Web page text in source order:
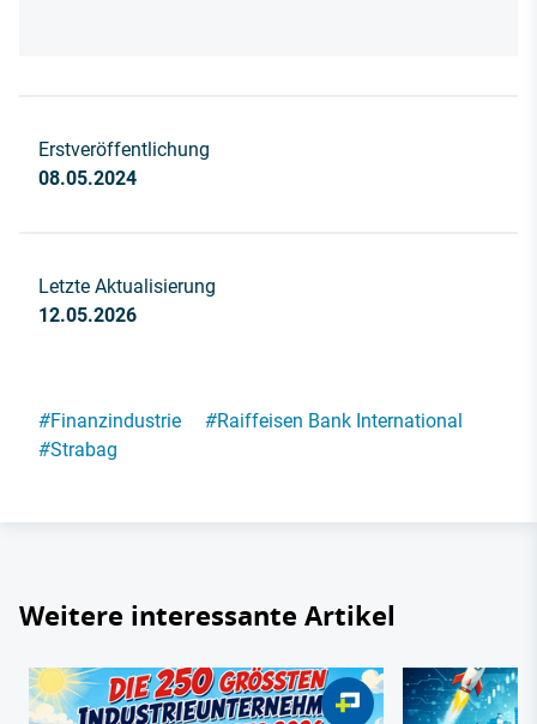
Erstveröffentlichung
08.05.2024
Letzte Aktualisierung
12.05.2026
#Finanzindustrie #Raiffeisen Bank International
#Strabag
Weitere interessante Artikel